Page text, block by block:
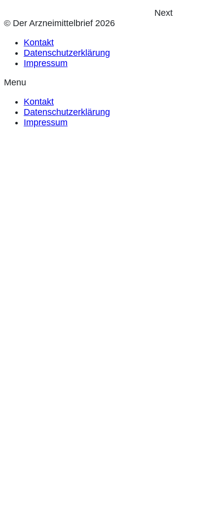
Next
© Der Arzneimittelbrief 2026
Kontakt
Datenschutzerklärung
Impressum
Menu
Kontakt
Datenschutzerklärung
Impressum